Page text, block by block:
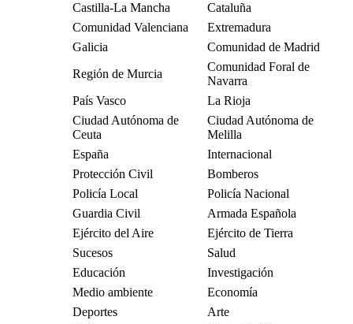
Castilla-La Mancha
Cataluña
Comunidad Valenciana
Extremadura
Galicia
Comunidad de Madrid
Región de Murcia
Comunidad Foral de
Navarra
País Vasco
La Rioja
Ciudad Autónoma de
Ceuta
Ciudad Autónoma de
Melilla
España
Internacional
Protección Civil
Bomberos
Policía Local
Policía Nacional
Guardia Civil
Armada Española
Ejército del Aire
Ejército de Tierra
Sucesos
Salud
Educación
Investigación
Medio ambiente
Economía
Deportes
Arte